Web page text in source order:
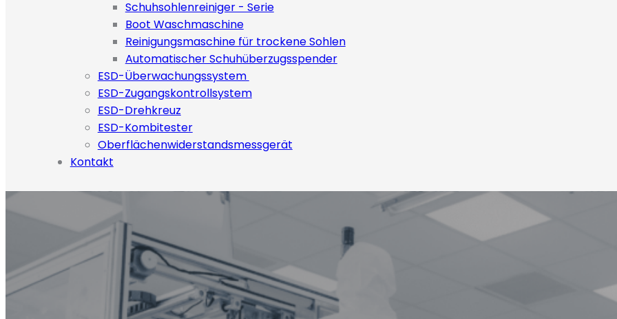
Schuhsohlenreiniger - Serie
Boot Waschmaschine
Reinigungsmaschine für trockene Sohlen
Automatischer Schuhüberzugsspender
ESD-Überwachungssystem
ESD-Zugangskontrollsystem
ESD-Drehkreuz
ESD-Kombitester
Oberflächenwiderstandsmessgerät
Kontakt